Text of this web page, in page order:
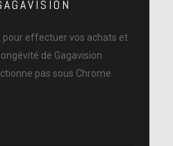
pour effectuer vos achats et
de Gagavision
pas sous Chrome